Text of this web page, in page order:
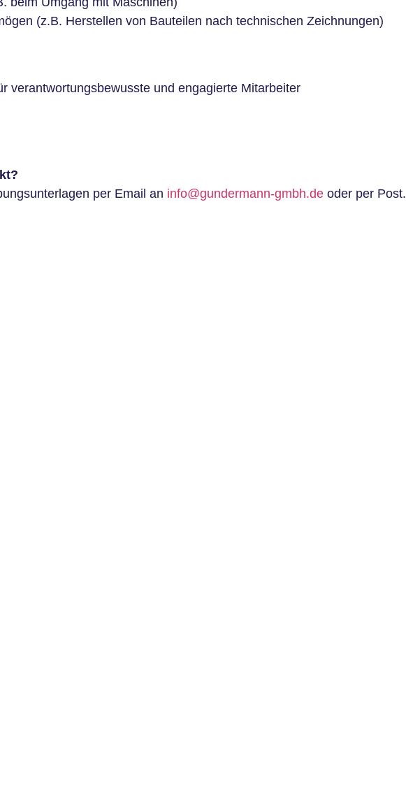
(z.B. Herstellen von Bauteilen nach technischen Zeichnungen)
verantwortungsbewusste und engagierte Mitarbeiter
per Email an info@gundermann-gmbh.de oder per Post.